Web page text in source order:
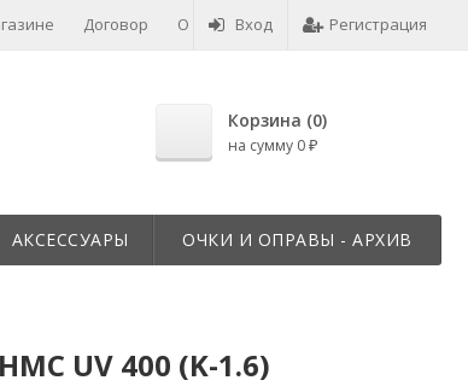
Вход Регистрация
Договор О товарах Отзывы
Корзина (0)
на сумму 0 ₽
АКСЕССУАРЫ ОЧКИ И ОПРАВЫ - АРХИВ
UV 400 (K-1.6)